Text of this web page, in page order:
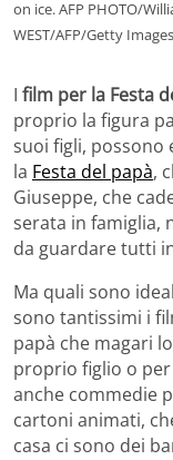
on ice. AFP PHOTO/
WEST/AFP/Getty
I film per la Festa
proprio la figura
suoi figli,
la Festa del papà,
Giuseppe, che
serata in famiglia,
da guardare tutti
Ma quali sono
sono tantissimi i
papà che magari
proprio figlio o
anche commedie
cartoni animati,
casa ci sono dei